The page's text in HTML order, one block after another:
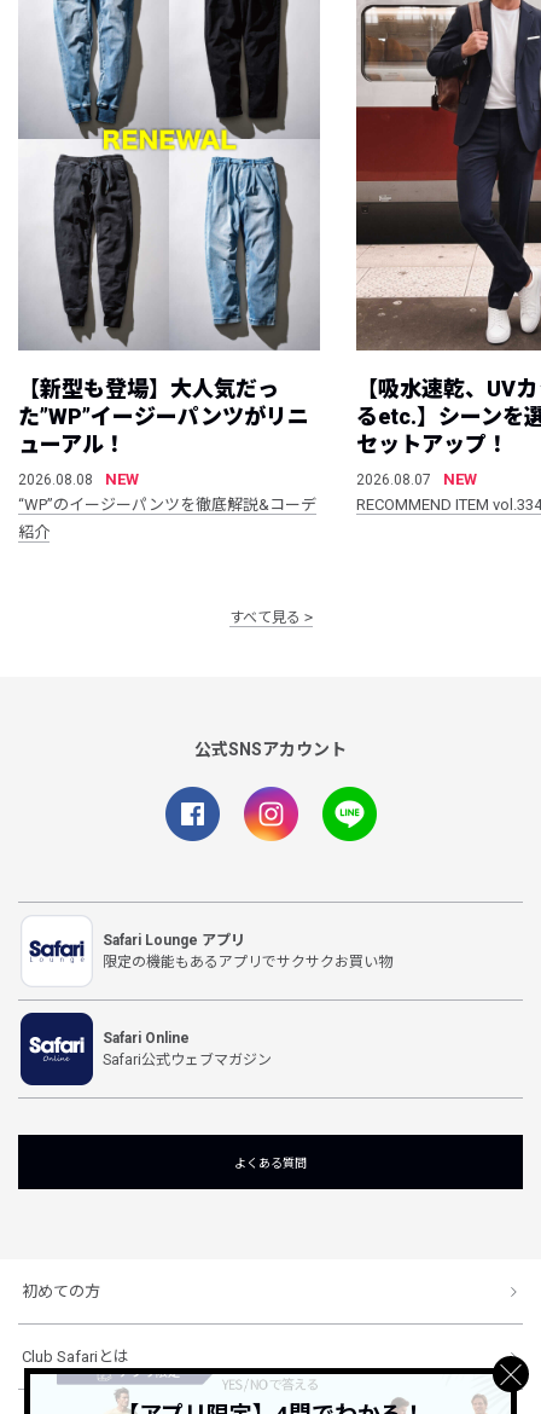
【新型も登場】大人気だっ
た”WP”イージーパンツがリニ
ューアル！
2026.08.08
NEW
“WP”のイージーパンツを徹底解説&コーデ
紹介
【吸水速乾、UV
るetc.】シーンを
セットアップ！
2026.08.07
NEW
RECOMMEND ITEM vol.334
すべて見る
公式SNSアカウント
Safari Lounge アプリ
限定の機能もあるアプリでサクサクお買い物
Safari Online
Safari公式ウェブマガジン
よくある質問
初めての方
Club Safariとは